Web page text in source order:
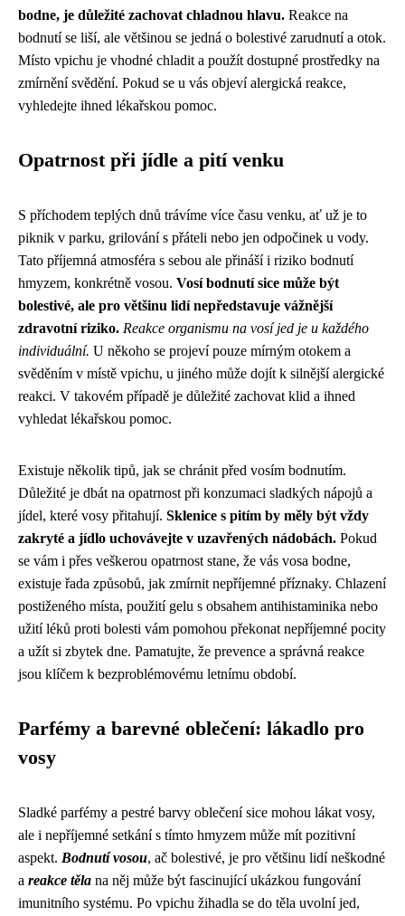
bodne, je důležité zachovat chladnou hlavu. Reakce na
bodnutí se liší, ale většinou se jedná o bolestivé zarudnutí a otok.
Místo vpichu je vhodné chladit a použít dostupné prostředky na
zmírnění svědění. Pokud se u vás objeví alergická reakce,
vyhledejte ihned lékařskou pomoc.
Opatrnost při jídle a pití venku
S příchodem teplých dnů trávíme více času venku, ať už je to
piknik v parku, grilování s přáteli nebo jen odpočinek u vody.
Tato příjemná atmosféra s sebou ale přináší i riziko bodnutí
hmyzem, konkrétně vosou. Vosí bodnutí sice může být
bolestivé, ale pro většinu lidí nepředstavuje vážnější
zdravotní riziko. Reakce organismu na vosí jed je u každého
individuální. U někoho se projeví pouze mírným otokem a
svěděním v místě vpichu, u jiného může dojít k silnější alergické
reakci. V takovém případě je důležité zachovat klid a ihned
vyhledat lékařskou pomoc.
Existuje několik tipů, jak se chránit před vosím bodnutím.
Důležité je dbát na opatrnost při konzumaci sladkých nápojů a
jídel, které vosy přitahují. Sklenice s pitím by měly být vždy
zakryté a jídlo uchovávejte v uzavřených nádobách. Pokud
se vám i přes veškerou opatrnost stane, že vás vosa bodne,
existuje řada způsobů, jak zmírnit nepříjemné příznaky. Chlazení
postiženého místa, použití gelu s obsahem antihistaminika nebo
užití léků proti bolesti vám pomohou překonat nepříjemné pocity
a užít si zbytek dne. Pamatujte, že prevence a správná reakce
jsou klíčem k bezproblémovému letnímu období.
Parfémy a barevné oblečení: lákadlo pro
vosy
Sladké parfémy a pestré barvy oblečení sice mohou lákat vosy,
ale i nepříjemné setkání s tímto hmyzem může mít pozitivní
aspekt. Bodnutí vosou, ač bolestivé, je pro většinu lidí neškodné
a reakce těla na něj může být fascinující ukázkou fungování
imunitního systému. Po vpichu žihadla se do těla uvolní jed,